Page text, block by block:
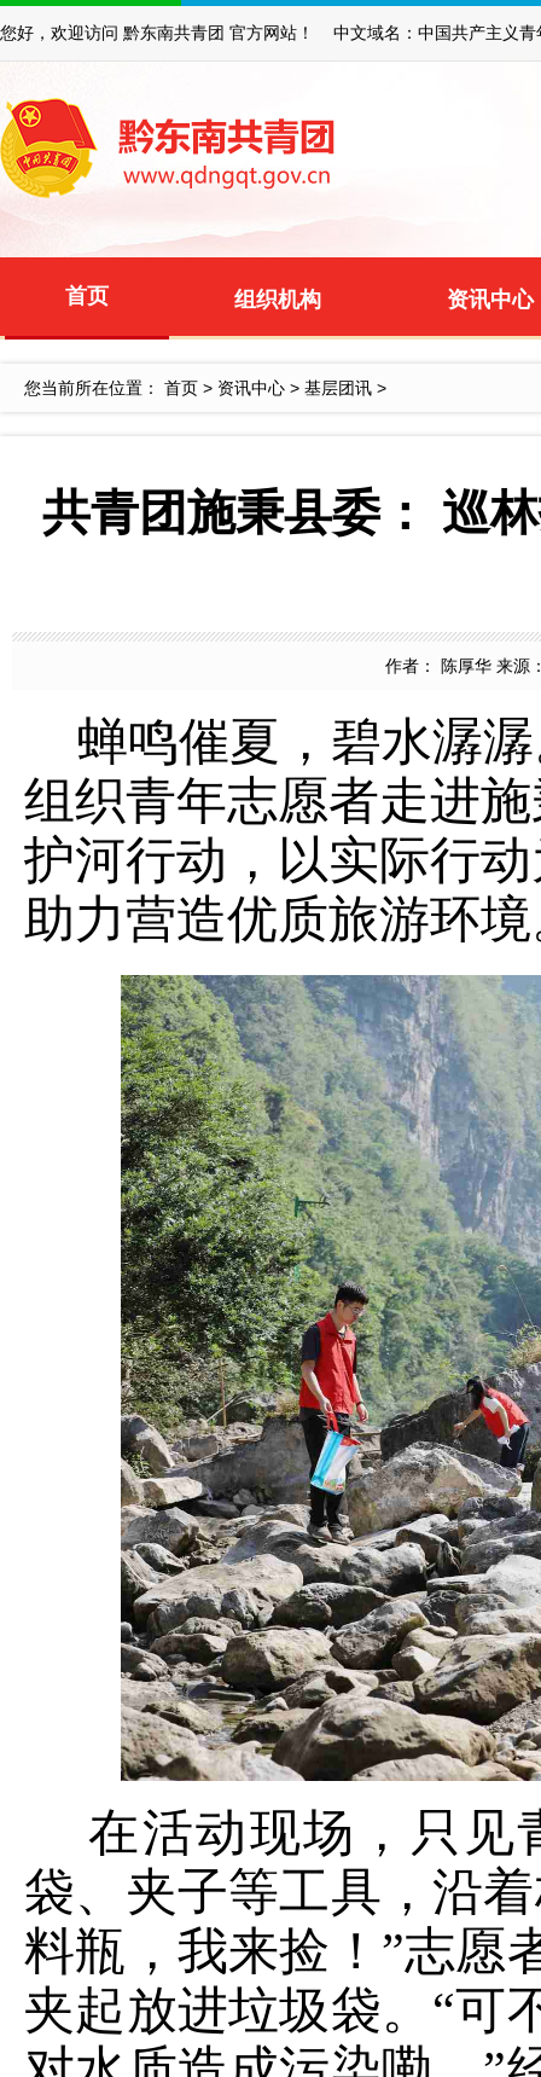
您好，欢迎访问 黔东南共青团 官方网站！ 中文域名：中国共产主义青
首页 组织机构 资讯中心
您当前所在位置： 首页 > 资讯中心 > 基层团讯 >
共青团施秉县委： 巡
作者： 陈厚华 来源
蝉鸣催夏，碧水潺潺
组织青年志愿者走进
护河行动，以实际行
助力营造优质旅游环
在活动现场， 只见
袋、夹子等工具，沿
料瓶，我来捡！”志愿
夹起放进垃圾袋。 “可